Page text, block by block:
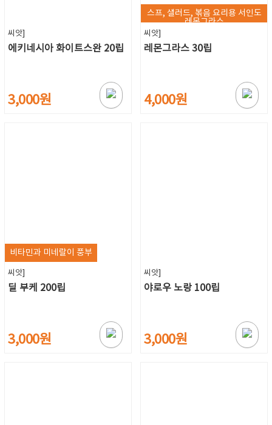
씨앗]
에키네시아 화이트스완 20립
3,000원
스프, 샐러드, 볶음 요리용 서인도
레몬그라스
씨앗]
레몬그라스 30립
4,000원
비타민과 미네랄이 풍부
씨앗]
딜 부케 200립
3,000원
씨앗]
야로우 노랑 100립
3,000원